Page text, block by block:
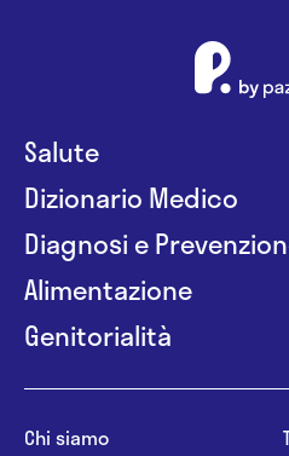
Salute
Dizionario Medico
Diagnosi e
Alimentazione
Genitorialità
Chi siamo